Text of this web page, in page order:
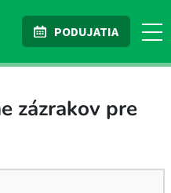
PODUJATIA
zázrakov pre